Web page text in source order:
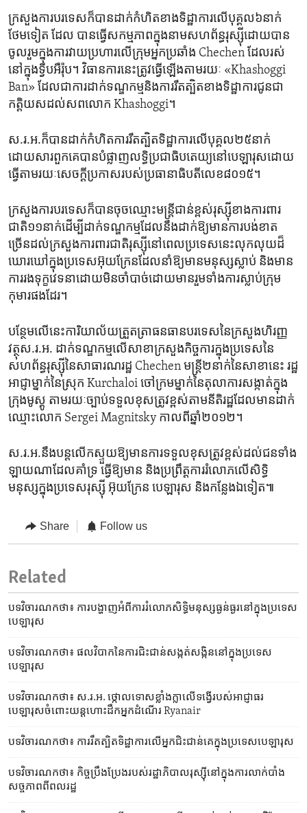
ក្រសួង​ការ​បរទេស​ក៏​បាន​ដាក់កំហិតខាង​ទិដ្ឋាការ​លើ​បុគ្គល៦នាក់​
ថែម​ទៀត ដែល បានធ្វើសកម្មភាព​ក្នុង​នាម​សហព័ន្ធ​រុស្ស៊ីដោយ​បាន​
ចូល​រួម​ក្នុង​ការ​វាយប្រហារលើ​ក្រុមអ្នក​ប្រឆាំង Chechen ដែលរស់​
នៅ​ក្នុងទ្វីប​អឺរ៉ុប។ វិធានការនេះត្រូវ​ធ្វើ​ឡើង​តាម​រយៈ «Khashoggi
Ban» ដែលជា​ការ​ដាក់ទណ្ឌកម្ម​និង​ការ​រឹតត្បិត​ខាងទិដ្ឋាការជូន​ជា​
កត្តិយស​ដល់សព​លោក Khashoggi។
ស.រ.អ.​ក៏​បានដាក់កំហិត​ការ​រឹតត្បិតទិដ្ឋាការលើ​បុគ្គល២៥នាក់​
ដោយសារ​ពួក​គេ​បានបំផ្លាញលទ្ធិ​ប្រជាធិបតេយ្យ​នៅ​បេឡារុស​ដោយ​
ធ្វើ​តាមរយៈ​សេចក្តីប្រកា​ស​របស់ប្រធានាធិបតីលេខ៨០១៥។
ក្រសួង​ការ​បរទេស​ក៏​បាន​ចុច​ឈ្មោះ​មន្ត្រីជាន់ខ្ពស់រុស្ស៊ី​ខាង​ការពារ
ជាតិ១១នាក់ដើម្បីដាក់ទណ្ឌកម្ម​ដែល​នឹង​ដាក់ឱ្យ​មាន​ការ​បង់ខាត​
ច្រើនដល់​ក្រសួងការពារ​ជាតិ​រុស្ស៊ីនៅ​ពេល​ប្រទេស​នេះលុកលុយដ៏
ឃោរឃៅ​ក្នុង​ប្រទេស​អ៊ុយក្រែនដែល​នាំ​ឱ្យ​មាន​មនុស្ស​ស្លាប់ និង​មាន​
ការរងទុក្ខវេទនា​ដោយ​មិន​ចាំ​បាច់ដោយមានរួម​ទាំង​ការ​ស្លាប់​ក្រុម​
កុមារ​ផង​ដែរ។
បន្ថែម​លើ​នេះ​ការិយាល័យត្រួតត្រា​ធនធានបរទេសនៃ​ក្រសួង​ហិរញ្ញ
វត្ថុ​ស.រ.អ.​ ដាក់​ទណ្ឌកម្មលើ​សាខា​ក្រសួង​កិច្ចការ​ក្នុងប្រទេសនៃ​
សហព័ន្ធ​រុស្ស៊ីនៃ​សាធារណរដ្ឋ Chechen មន្ត្រី​២នាក់នៃ​សាខា​នេះ រដ្ឋ
អាជ្ញា​ម្នាក់​នៃ​ស្រុក Kurchaloi ចៅក្រម​ម្នាក់នៃ​តុលាការ​សង្កាត់​ក្នុង
ក្រុង​មូស្គូ តាមរយៈ​ច្បាប់ទទួល​ខុសត្រូវ​ខ្ពស់​តាមនីតិរដ្ឋដែល​មានដាក់
ឈ្មោះ​លោក Sergei Magnitsky កាលពី​ឆ្នាំ២០១២។
ស.រ.អ.នឹង​បន្ត​លើកស្ទួយ​ឱ្យមាន​ការទទួល​ខុសត្រូវ​ខ្ពស់ដល់​ជន​ទាំង​
ឡាយ​ណា​ដែល​គាំទ្រ ធ្វើឱ្យ​មាន និងប្រព្រឹត្តការរំលោភលើ​សិទ្ធិ​
មនុស្សក្នុ​ងប្រទេសរុស្ស៊ី អ៊ុយក្រែន​ បេឡារុស​ និង​កន្លែង​ឯ​ទៀត៕
Share Follow us
Related
បទវិចារណកថា៖ ការបង្ហាញ​អំពី​ការរំលោភ​សិទ្ធិ​មនុស្ស​ធ្ងន់ធ្ងរ​នៅក្នុង​ប្រទេស​
បេឡារុស
បទវិចារណកថា៖ ផលវិបាក​នៃ​ការជិះជាន់​សង្កត់សង្កិន​នៅក្នុង​ប្រទេស​
បេឡារុស
បទវិចារណកថា៖ ស.រ.អ. ថ្កោលទោស​ខ្លាំងក្លា​លើ​ទង្វើ​របស់​អាជ្ញាធរ​
បេឡារុស​ចំពោះ​យន្តហោះ​ដឹក​អ្នកដំណើរ Ryanair
បទវិចារណកថា៖ ការរឹតត្បិត​ទិដ្ឋាការ​លើ​អ្នកជិះជាន់​គេ​ក្នុង​ប្រទេស​បេឡារុស
បទ​វិចារណកថា៖ កិច្ច​ប្រឹងប្រែង​របស់​រដ្ឋាភិបាល​រុស្ស៊ី​នៅក្នុង​ការ​លាក់​បាំង​
សច្ចភាព​ពី​ពលរដ្ឋ